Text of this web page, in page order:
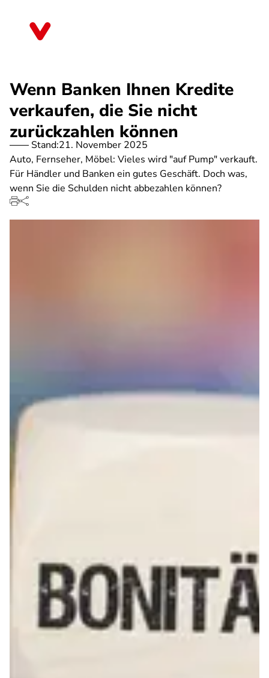
Wenn Banken Ihnen Kredite
verkaufen, die Sie nicht
zurückzahlen können
Stand:21. November 2025
Auto, Fernseher, Möbel: Vieles wird "auf Pump" verkauft.
Für Händler und Banken ein gutes Geschäft. Doch was,
wenn Sie die Schulden nicht abbezahlen können?